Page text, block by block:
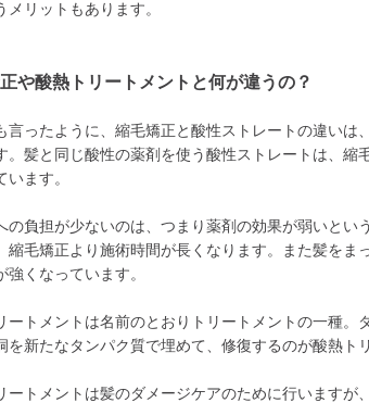
メリットもあります。
や酸熱トリートメントと何が違うの？
言ったように、縮毛矯正と酸性ストレートの違いは
。髪と同じ酸性の薬剤を使う酸性ストレートは、縮
います。
の負担が少ないのは、つまり薬剤の効果が弱いとい
縮毛矯正より施術時間が長くなります。また髪をま
強くなっています。
ートメントは名前のとおりトリートメントの一種。
を新たなタンパク質で埋めて、修復するのが酸熱ト
ートメントは髪のダメージケアのために行いますが